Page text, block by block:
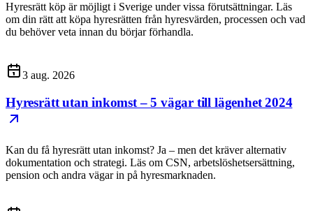
Hyresrätt köp är möjligt i Sverige under vissa förutsättningar. Läs
om din rätt att köpa hyresrätten från hyresvärden, processen och vad
du behöver veta innan du börjar förhandla.
3 aug. 2026
Hyresrätt utan inkomst – 5 vägar till lägenhet 2024
Kan du få hyresrätt utan inkomst? Ja – men det kräver alternativ
dokumentation och strategi. Läs om CSN, arbetslöshetsersättning,
pension och andra vägar in på hyresmarknaden.